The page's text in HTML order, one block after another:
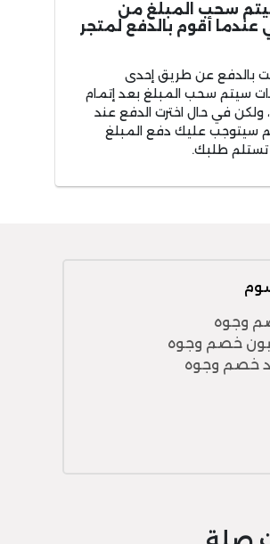
سحب المبلغ من
عندما أقوم بالدفع لمتجر
بالدفع عن طريق إحدى
سيتم سحب المبلغ بعد إتمام
ولكن في حال اخترت الدفع عند
سيتوجب عليك دفع المبلغ
تستلم طلبك.
وجوه
خصم وجوه
خصم وجوه